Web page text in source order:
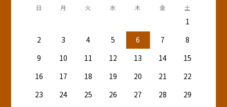
日 月 火 水 木 金 土
1
2
3 4 5 6 7
8
9
10 11 12 13 14
15
16
17 18 19 20 21
22
23
24 25 26 27 28
29